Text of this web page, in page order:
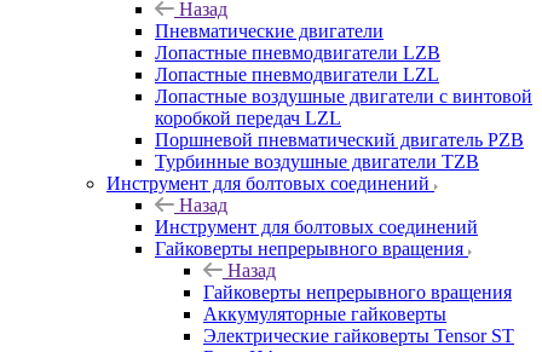
Назад
Пневматические двигатели
Лопастные пневмодвигатели LZB
Лопастные пневмодвигатели LZL
Лопастные воздушные двигатели с винтовой
коробкой передач LZL
Поршневой пневматический двигатель PZB
Турбинные воздушные двигатели TZB
Инструмент для болтовых соединений
Назад
Инструмент для болтовых соединений
Гайковерты непрерывного вращения
Назад
Гайковерты непрерывного вращения
Аккумуляторные гайковерты
Электрические гайковерты Tensor ST